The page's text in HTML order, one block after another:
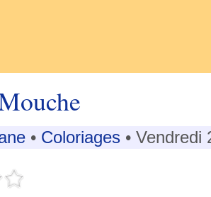
• Coloriages • Vendredi